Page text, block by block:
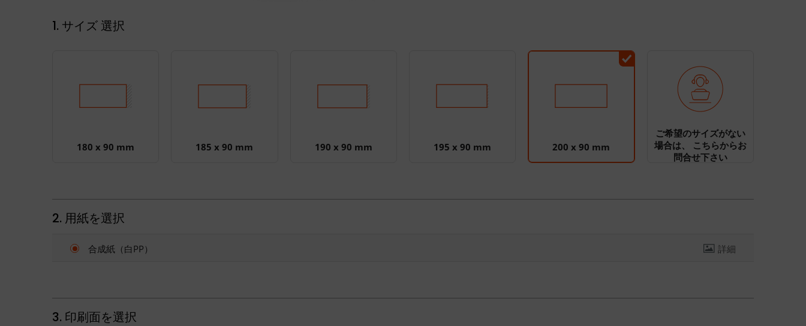
1. サイズ 選択
180 x 90 mm 185 x 90 mm 190 x 90 mm 195 x 90 mm 200 x 90 mm
ご希望のサイズがない
場合は、 こちらからお
問合せ下さい
2. 用紙を選択
合成紙（白PP） 詳細
3. 印刷面を選択